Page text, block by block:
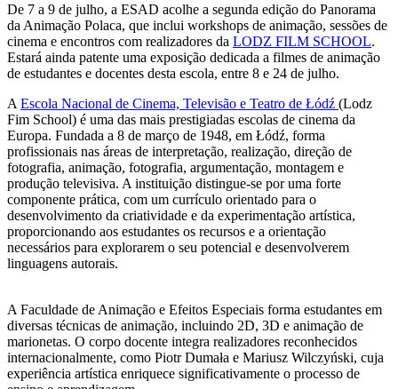
De 7 a 9 de julho, a ESAD acolhe a segunda edição do Panorama
da Animação Polaca, que inclui workshops de animação, sessões de
cinema e encontros com realizadores da LODZ FILM SCHOOL.
Estará ainda patente uma exposição dedicada a filmes de animação
de estudantes e docentes desta escola, entre 8 e 24 de julho.
A Escola Nacional de Cinema, Televisão e Teatro de Łódź (Lodz
Fim School) é uma das mais prestigiadas escolas de cinema da
Europa. Fundada a 8 de março de 1948, em Łódź, forma
profissionais nas áreas de interpretação, realização, direção de
fotografia, animação, fotografia, argumentação, montagem e
produção televisiva. A instituição distingue-se por uma forte
componente prática, com um currículo orientado para o
desenvolvimento da criatividade e da experimentação artística,
proporcionando aos estudantes os recursos e a orientação
necessários para explorarem o seu potencial e desenvolverem
linguagens autorais.
A Faculdade de Animação e Efeitos Especiais forma estudantes em
diversas técnicas de animação, incluindo 2D, 3D e animação de
marionetas. O corpo docente integra realizadores reconhecidos
internacionalmente, como Piotr Dumała e Mariusz Wilczyński, cuja
experiência artística enriquece significativamente o processo de